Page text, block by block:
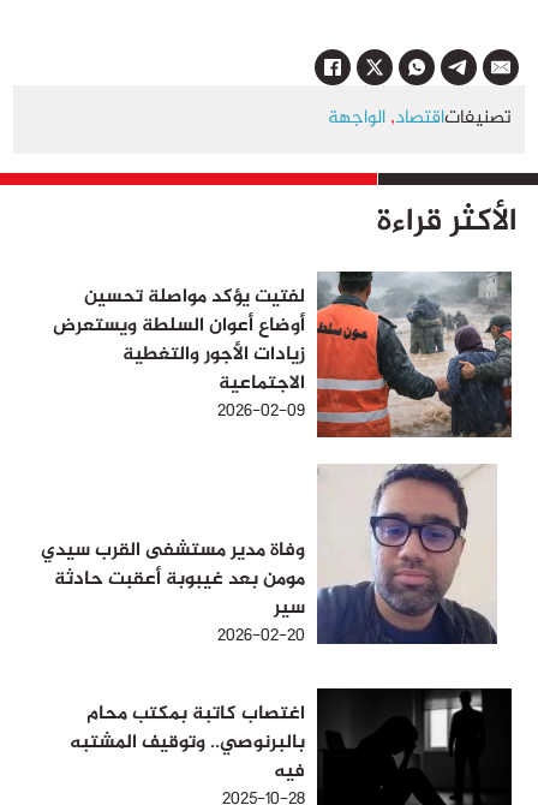
الأكثر قراءة
لفتيت يؤكد مواصلة تحسين
أوضاع أعوان السلطة ويستعرض
زيادات الأجور والتغطية
الاجتماعية
2026-02-09
وفاة مدير مستشفى القرب سيدي
مومن بعد غيبوبة أعقبت حادثة
سير
2026-02-20
اغتصاب كاتبة بمكتب محام
بالبرنوصي.. وتوقيف المشتبه
فيه
اقتصاد,الواجهة تصنيفات